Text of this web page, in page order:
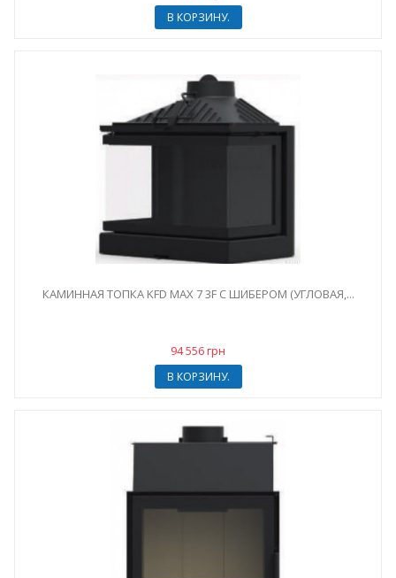
В КОРЗИНУ.
КАМИННАЯ ТОПКА KFD MAX 7 3F С ШИБЕРОМ (УГЛОВАЯ,...
94 556 грн
В КОРЗИНУ.